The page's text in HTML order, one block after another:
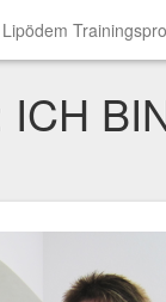
Lipödem